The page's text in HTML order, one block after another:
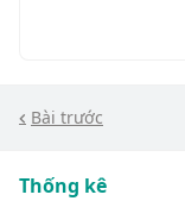
Bài trước
Thống kê